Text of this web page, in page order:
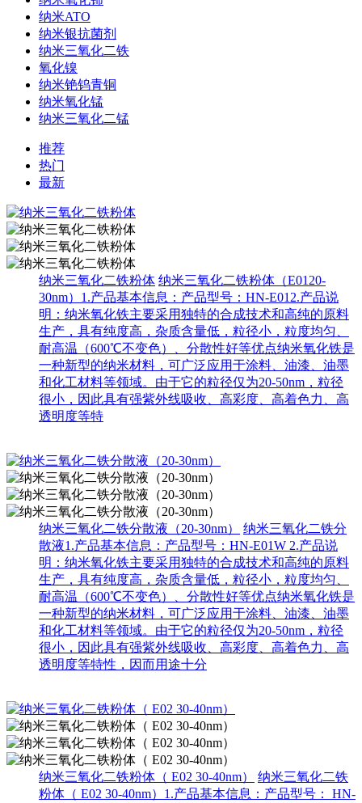
纳米ATO
纳米银抗菌剂
纳米三氧化二铁
氧化镍
纳米铯钨青铜
纳米氧化锰
纳米三氧化二锰
推荐
热门
最新
纳米三氧化二铁粉体 纳米三氧化二铁粉体（E0120-
30nm）1.产品基本信息：产品型号：HN-E012.产品说
明：纳米氧化铁主要采用独特的合成技术和高纯的原料
生产，具有纯度高，杂质含量低，粒径小，粒度均匀、
耐高温（600℃不变色）、分散性好等优点纳米氧化铁是
一种新型的纳米材料，可广泛应用于涂料、油漆、油墨
和化工材料等领域。由于它的粒径仅为20-50nm，粒径
很小，因此具有强紫外线吸收、高彩度、高着色力、高
透明度等特
纳米三氧化二铁分散液（20-30nm）
纳米三氧化二铁分
散液1.产品基本信息：产品型号：HN-E01W 2.产品说
明：纳米氧化铁主要采用独特的合成技术和高纯的原料
生产，具有纯度高，杂质含量低，粒径小，粒度均匀、
耐高温（600℃不变色）、分散性好等优点纳米氧化铁是
一种新型的纳米材料，可广泛应用于涂料、油漆、油墨
和化工材料等领域。由于它的粒径仅为20-50nm，粒径
很小，因此具有强紫外线吸收、高彩度、高着色力、高
透明度等特性，因而用途十分
纳米三氧化二铁粉体（ E02 30-40nm）
纳米三氧化二铁
粉体（ E02 30-40nm）1.产品基本信息：产品型号： HN-